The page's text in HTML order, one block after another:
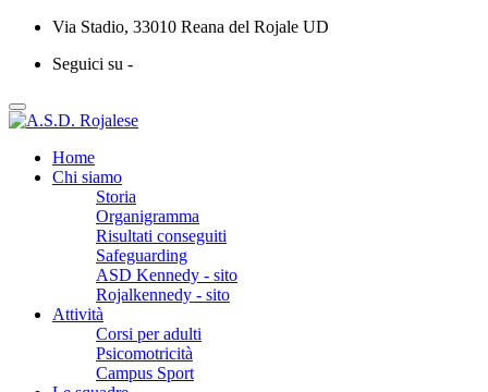
Via Stadio, 33010 Reana del Rojale UD
Seguici su -
Home
Chi siamo
Storia
Organigramma
Risultati conseguiti
Safeguarding
ASD Kennedy - sito
Rojalkennedy - sito
Attività
Corsi per adulti
Psicomotricità
Campus Sport